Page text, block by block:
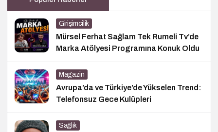
Girişimcilik
Mürsel Ferhat Sağlam Tek Rumeli Tv’de
Marka Atölyesi Programına Konuk Oldu
Magazin
Avrupa’da ve Türkiye’de Yükselen Trend:
Telefonsuz Gece Kulüpleri
Sağlık